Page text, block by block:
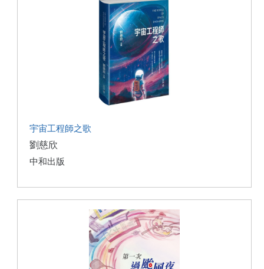
宇宙工程師之歌
劉慈欣
中和出版